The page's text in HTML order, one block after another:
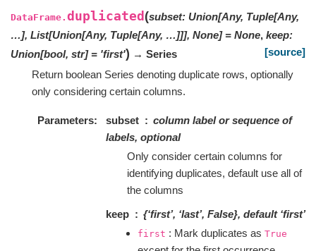
DataFrame. duplicated (subset: Union[Any, Tuple[Any,
…], List[Union[Any, Tuple[Any, …]]], None] = None, keep:
Union[bool, str] = 'first') → Series
[source]
Return boolean Series denoting duplicate rows, optionally
only considering certain columns.
Parameters subset
column label or sequence of
labels, optional
Only consider certain columns for
identifying duplicates, default use all of
the columns
keep
{‘first’, ‘last’, False}, default ‘first’
first : Mark duplicates as True